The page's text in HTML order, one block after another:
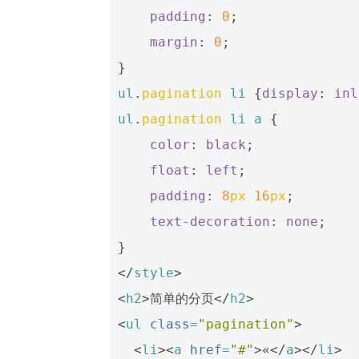
padding : 0 ;
margin : 0 ;
}
ul . pagination li {display :
ul . pagination li a
{
color : black ;
float : left ;
padding : 8px 16px ;
text-decoration : none ;
}
</style>
<h2>简单的分页</h2>
<ul class="pagination">
<li ><a href="#">«</a></li >